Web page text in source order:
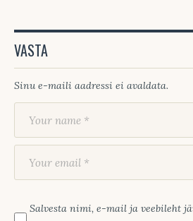
VASTA
Sinu e-maili aadressi ei avaldata.
Salvesta nimi, e-mail ja veebileht